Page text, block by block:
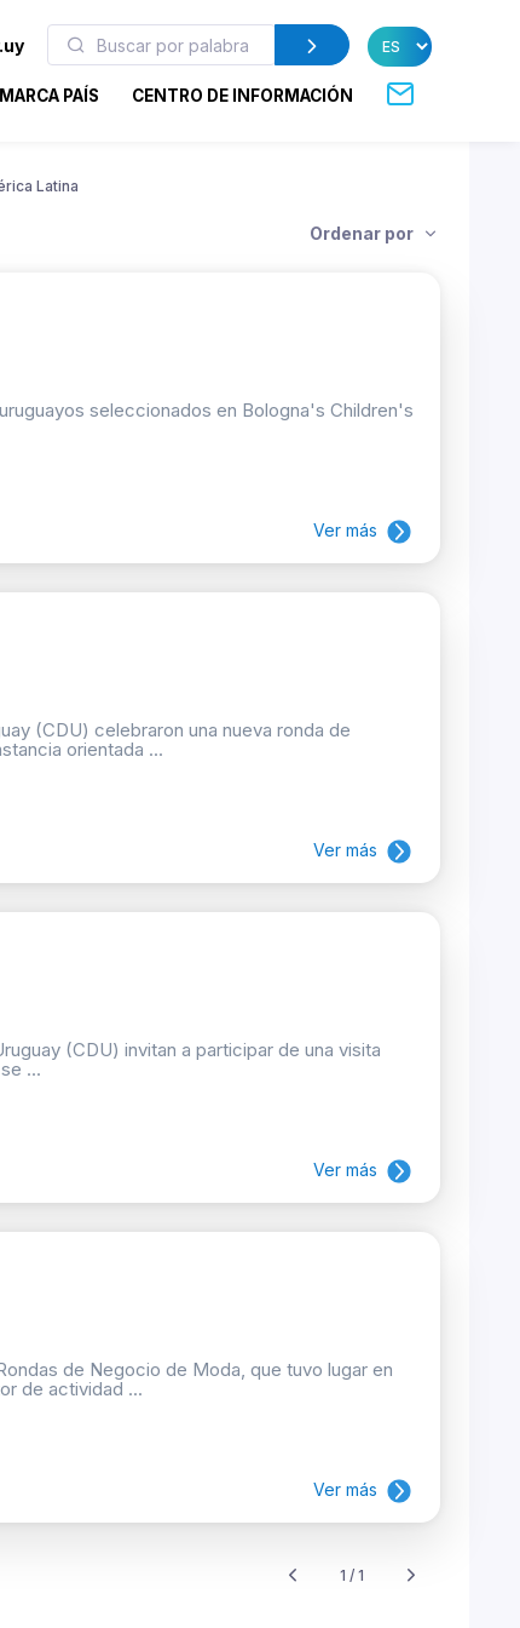
MARCA PAÍS CENTRO DE INFORMACIÓN
Latina
Ordenar por
seleccionados en Bologna's Children's
Ver más
(CDU) celebraron una nueva ronda de
orientada ...
Ver más
(CDU) invitan a participar de una visita
...
Ver más
de Negocio de Moda, que tuvo lugar en
de actividad ...
Ver más
1 / 1